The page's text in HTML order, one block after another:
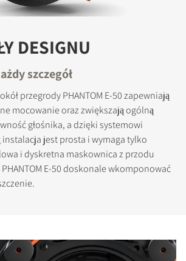
DESIGNU
szczegół
przegrody PHANTOM E-50 zapewniają
mocowanie oraz zwiększają ogólną
głośnika, a dzięki systemowi
jest prosta i wymaga tylko
i dyskretna maskownica z przodu
E-50 doskonale wkomponować